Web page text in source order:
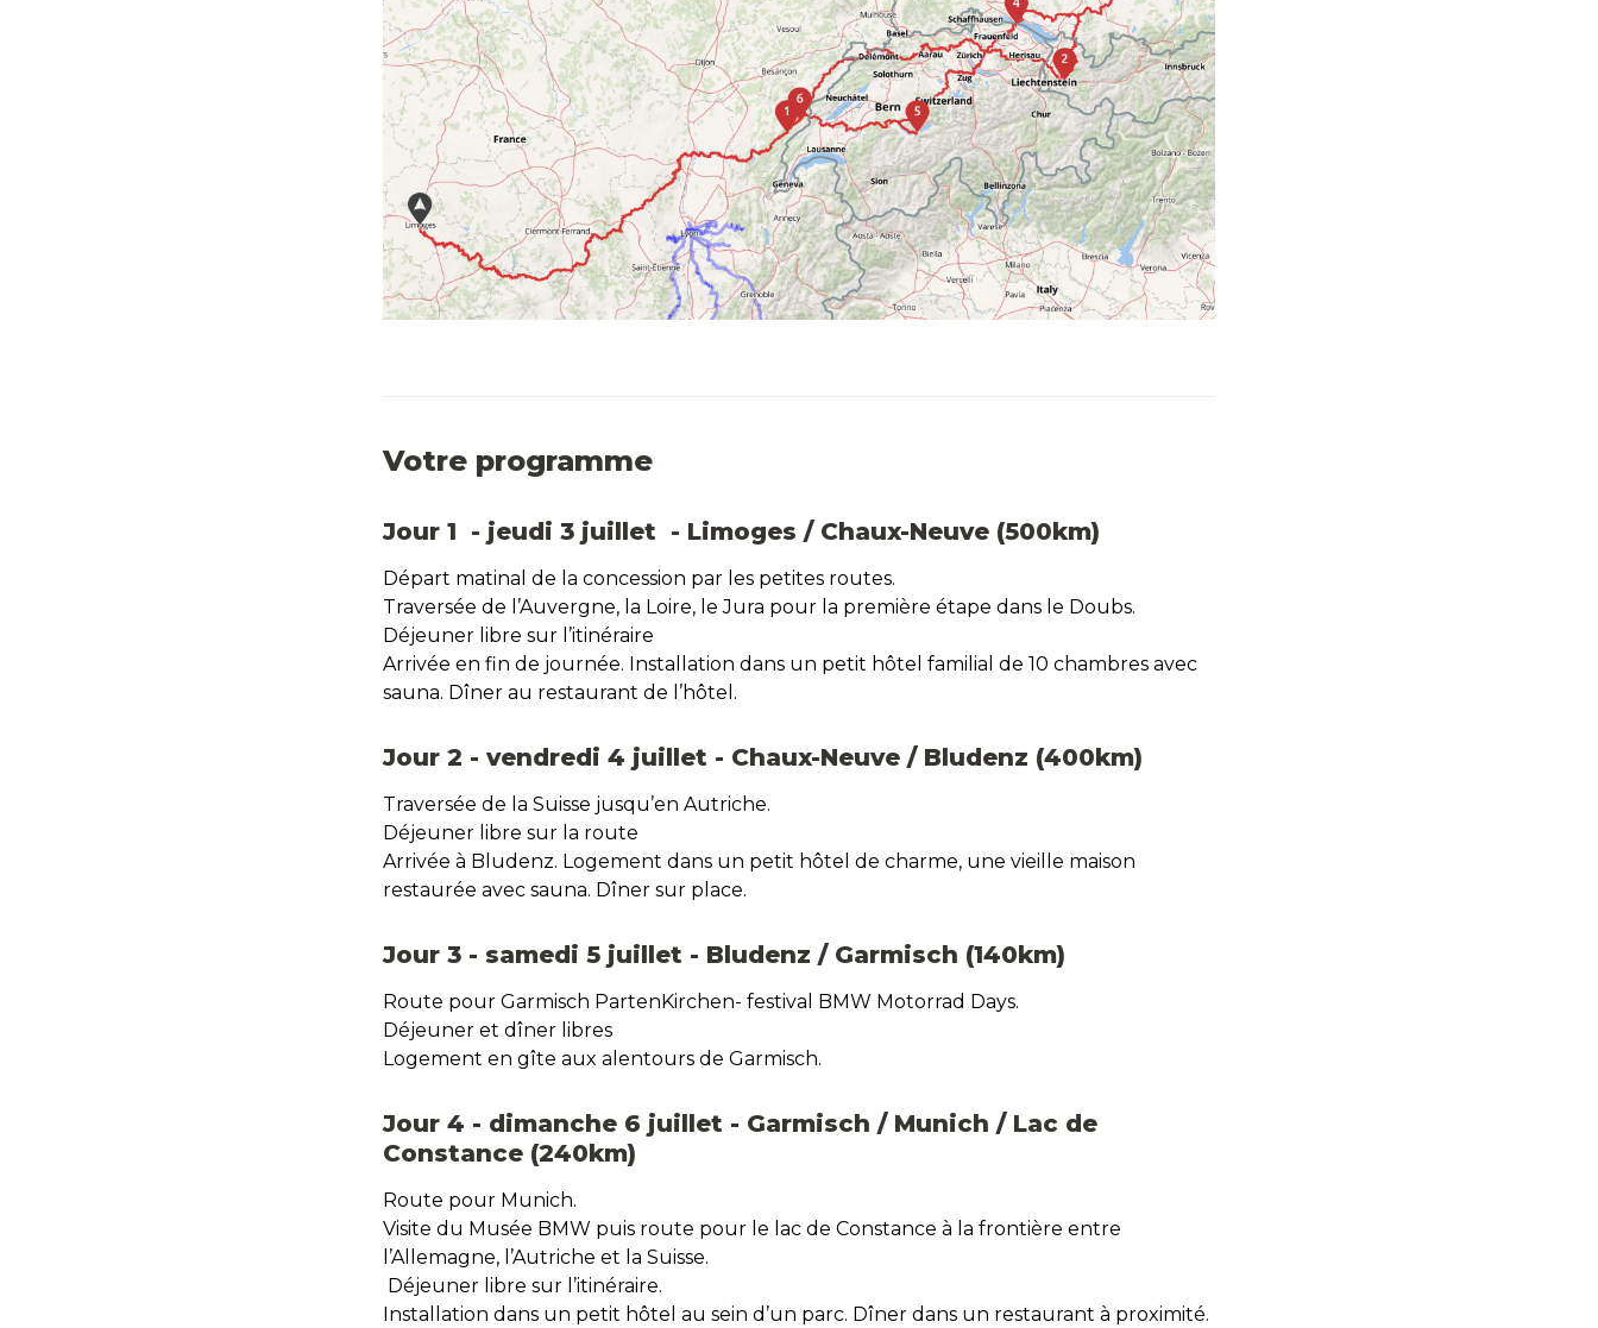
Votre programme
Jour 1  - jeudi 3 juillet  - Limoges / Chaux-Neuve (500km)
Départ matinal de la concession par les petites routes.
Traversée de l’Auvergne, la Loire, le Jura pour la première étape dans le Doubs.
Déjeuner libre sur l’itinéraire
Arrivée en fin de journée. Installation dans un petit hôtel familial de 10 chambres avec
sauna. Dîner au restaurant de l’hôtel.
Jour 2 - vendredi 4 juillet - Chaux-Neuve / Bludenz (400km)
Traversée de la Suisse jusqu’en Autriche.
Déjeuner libre sur la route
Arrivée à Bludenz. Logement dans un petit hôtel de charme, une vieille maison
restaurée avec sauna. Dîner sur place.
Jour 3 - samedi 5 juillet - Bludenz / Garmisch (140km)
Route pour Garmisch PartenKirchen- festival BMW Motorrad Days.
Déjeuner et dîner libres
Logement en gîte aux alentours de Garmisch.
Jour 4 - dimanche 6 juillet - Garmisch / Munich / Lac de
Constance (240km)
Route pour Munich.
Visite du Musée BMW puis route pour le lac de Constance à la frontière entre
l’Allemagne, l’Autriche et la Suisse.
Déjeuner libre sur l’itinéraire.
Installation dans un petit hôtel au sein d’un parc. Dîner dans un restaurant à proximité.